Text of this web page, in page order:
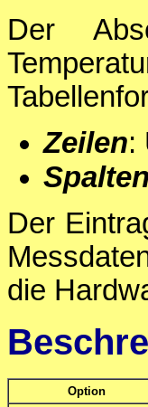
Der
Zeilen:
Spalten
Der
die
Option